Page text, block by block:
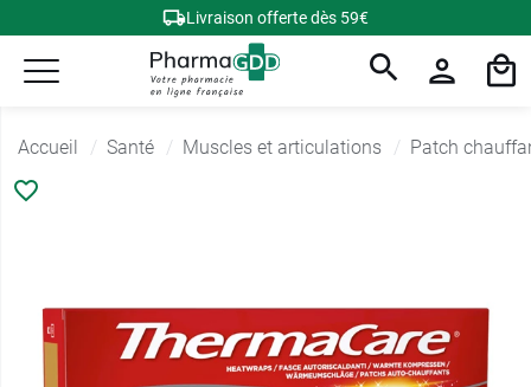
Livraison offerte dès 59€
Accueil Santé Muscles et articulations Patch